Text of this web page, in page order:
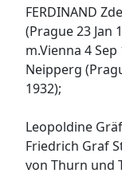
FERDINAND
(Prague 23 Jan
m.Vienna 4
Neipperg
1932);
Leopoldine
Friedrich Graf
von Thurn und